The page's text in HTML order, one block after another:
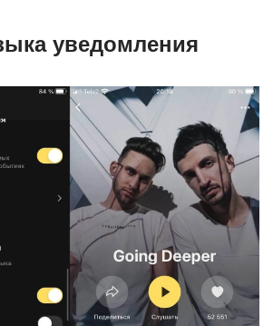
уведомления